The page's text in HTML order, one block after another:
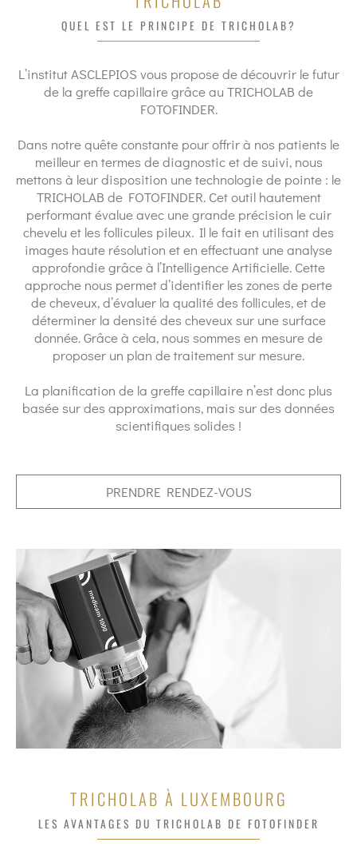
QUEL EST LE PRINCIPE DE TRICHOLAB?
L’institut ASCLEPIOS vous propose de découvrir le futur
de la greffe capillaire grâce au TRICHOLAB de
FOTOFINDER.
Dans notre quête constante pour offrir à nos patients le
meilleur en termes de diagnostic et de suivi, nous
mettons à leur disposition une technologie de pointe : le
TRICHOLAB de FOTOFINDER. Cet outil hautement
performant évalue avec une grande précision le cuir
chevelu et les follicules pileux. Il le fait en utilisant des
images haute résolution et en effectuant une analyse
approfondie grâce à l’Intelligence Artificielle. Cette
approche nous permet d’identifier les zones de perte
de cheveux, d’évaluer la qualité des follicules, et de
déterminer la densité des cheveux sur une surface
donnée. Grâce à cela, nous sommes en mesure de
proposer un plan de traitement sur mesure.
La planification de la greffe capillaire n’est donc plus
basée sur des approximations, mais sur des données
scientifiques solides !
PRENDRE RENDEZ-VOUS
TRICHOLAB À LUXEMBOURG
LES AVANTAGES DU TRICHOLAB DE FOTOFINDER